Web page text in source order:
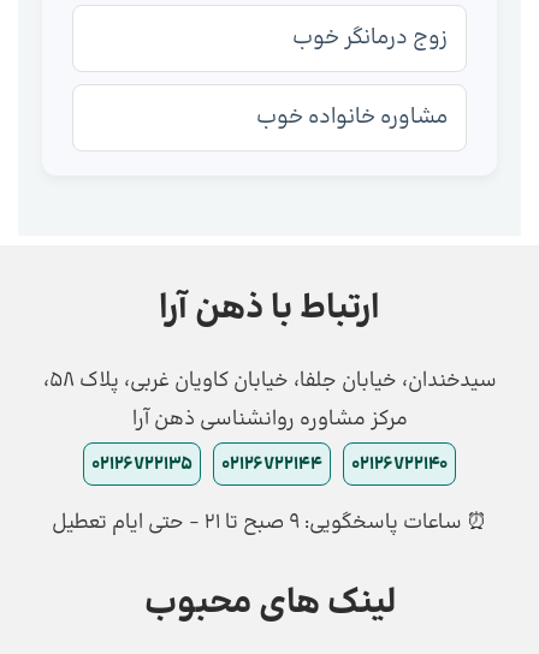
زوج درمانگر خوب
مشاوره خانواده خوب
ارتباط با ذهن آرا
سیدخندان، خیابان جلفا، خیابان کاویان غربی، پلاک 58،
مرکز مشاوره روانشناسی ذهن آرا
02126722140
02126722144
02126722135
⏰ ساعات پاسخگویی: ۹ صبح تا ۲۱ - حتی ایام تعطیل
لینک های محبوب